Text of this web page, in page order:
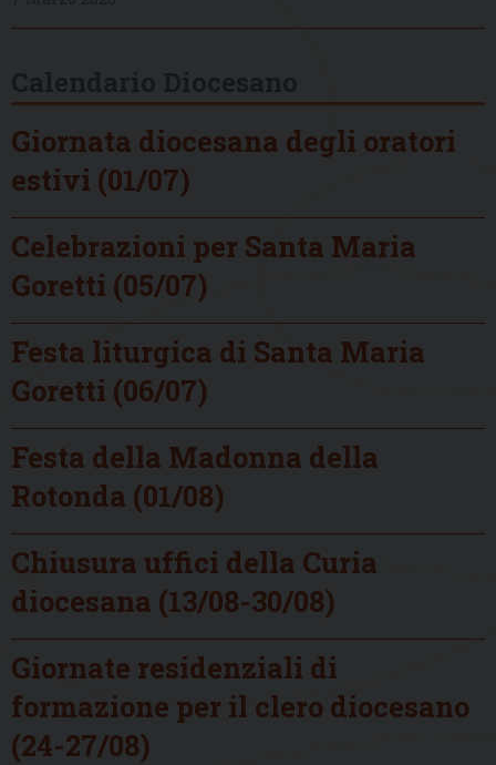
Giornata diocesana degli oratori
estivi (01/07)
Celebrazioni per Santa Maria
Goretti (05/07)
Festa liturgica di Santa Maria
Goretti (06/07)
Festa della Madonna della
Rotonda (01/08)
Chiusura uffici della Curia
diocesana (13/08-30/08)
Giornate residenziali di
formazione per il clero diocesano
(24-27/08)